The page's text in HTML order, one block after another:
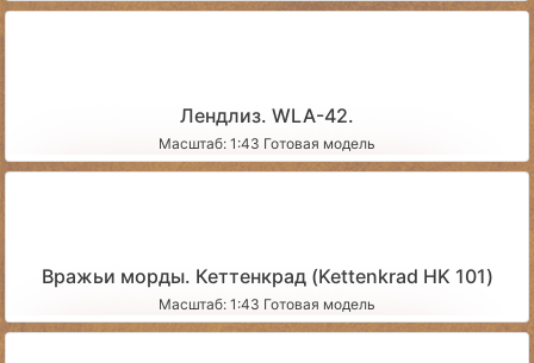
Лендлиз. WLA-42.
Масштаб: 1:43 Готовая модель
Вражьи морды. Кеттенкрад (Kettenkrad HK 101)
Масштаб: 1:43 Готовая модель